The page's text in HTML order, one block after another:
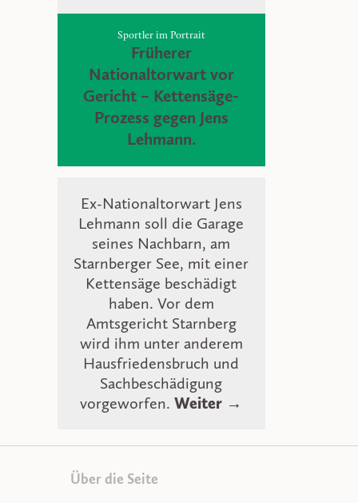
Sportler im Portrait
Früherer
Nationaltorwart vor
Gericht – Kettensäge-
Prozess gegen Jens
Lehmann.
Ex-Nationaltorwart Jens
Lehmann soll die Garage
seines Nachbarn, am
Starnberger See, mit einer
Kettensäge beschädigt
haben. Vor dem
Amtsgericht Starnberg
wird ihm unter anderem
Hausfriedensbruch und
Sachbeschädigung
vorgeworfen. Weiter →
Über die Seite